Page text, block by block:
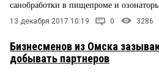
санобработки в пищепроме и
13 декабря 2017 10:19 0 3286
Бизнесменов из Омска
добывать партнеров